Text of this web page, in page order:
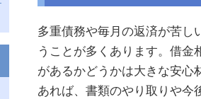
多重債務や毎月の返済が苦し
うことが多くあります。借
があるかどうかは大きな安
あれば、書類のやり取りや